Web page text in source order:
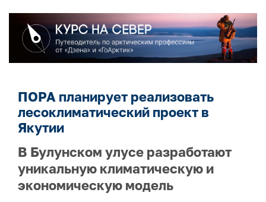
ПОРА планирует реализовать
лесоклиматический проект в
Якутии
В Булунском улусе разработают
уникальную климатическую и
экономическую модель